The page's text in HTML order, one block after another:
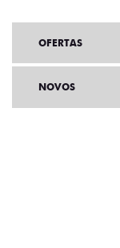
OFERTAS
NOVOS